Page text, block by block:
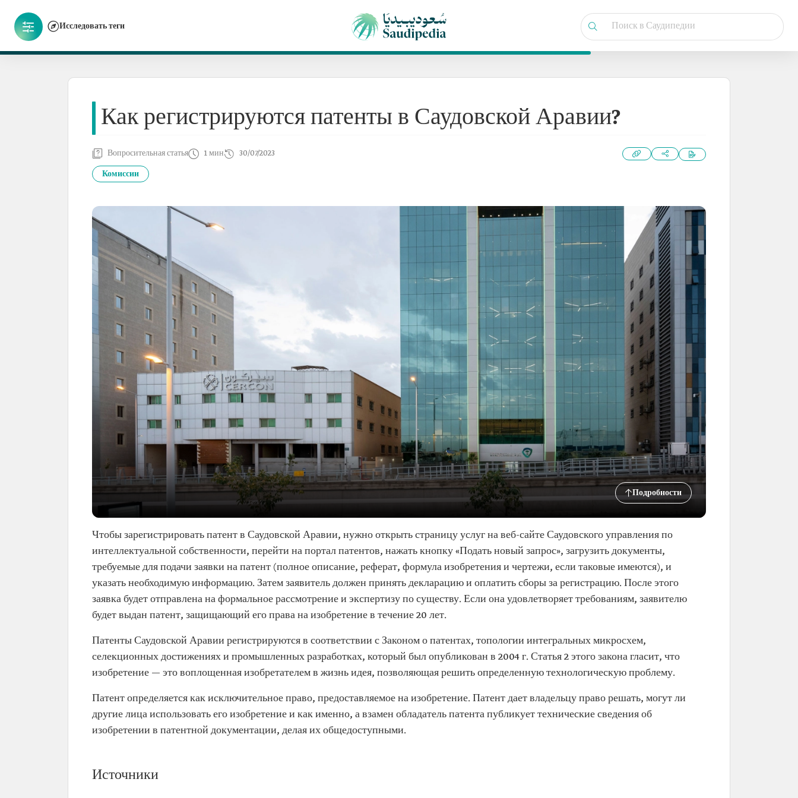
Исследовать теги
Как регистрируются патенты в Саудовской Аравии?
Вопросительная статья 1 мин 30/07/2023
Комиссии
Подробности
Чтобы зарегистрировать патент в Саудовской Аравии, нужно открыть страницу услуг на веб-сайте Саудовского управления по
интеллектуальной собственности, перейти на портал патентов, нажать кнопку «Подать новый запрос», загрузить документы,
требуемые для подачи заявки на патент (полное описание, реферат, формула изобретения и чертежи, если таковые имеются), и
указать необходимую информацию. Затем заявитель должен принять декларацию и оплатить сборы за регистрацию. После этого
заявка будет отправлена на формальное рассмотрение и экспертизу по существу. Если она удовлетворяет требованиям, заявителю
будет выдан патент, защищающий его права на изобретение в течение 20 лет.
Патенты Саудовской Аравии регистрируются в соответствии с Законом о патентах, топологии интегральных микросхем,
селекционных достижениях и промышленных разработках, который был опубликован в 2004 г. Статья 2 этого закона гласит, что
изобретение — это воплощенная изобретателем в жизнь идея, позволяющая решить определенную технологическую проблему.
Патент определяется как исключительное право, предоставляемое на изобретение. Патент дает владельцу право решать, могут ли
другие лица использовать его изобретение и как именно, а взамен обладатель патента публикует технические сведения об
изобретении в патентной документации, делая их общедоступными.
Источники